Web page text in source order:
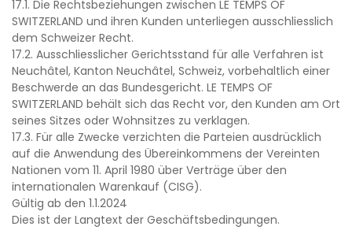
17.1. Die Rechtsbeziehungen zwischen LE TEMPS OF
SWITZERLAND und ihren Kunden unterliegen ausschliesslich
dem Schweizer Recht.
17.2. Ausschliesslicher Gerichtsstand für alle Verfahren ist
Neuchâtel, Kanton Neuchâtel, Schweiz, vorbehaltlich einer
Beschwerde an das Bundesgericht. LE TEMPS OF
SWITZERLAND behält sich das Recht vor, den Kunden am Ort
seines Sitzes oder Wohnsitzes zu verklagen.
17.3. Für alle Zwecke verzichten die Parteien ausdrücklich
auf die Anwendung des Übereinkommens der Vereinten
Nationen vom 11. April 1980 über Verträge über den
internationalen Warenkauf (CISG).
Gültig ab den 1.1.2024
Dies ist der Langtext der Geschäftsbedingungen.